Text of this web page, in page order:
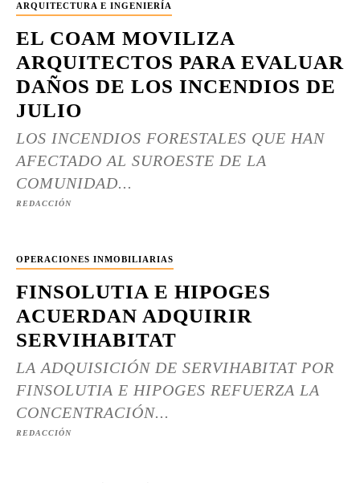
ARQUITECTURA E INGENIERÍA
EL COAM MOVILIZA
ARQUITECTOS PARA EVALUAR
DAÑOS DE LOS INCENDIOS DE
JULIO
LOS INCENDIOS FORESTALES QUE HAN
AFECTADO AL SUROESTE DE LA
COMUNIDAD...
REDACCIÓN
OPERACIONES INMOBILIARIAS
FINSOLUTIA E HIPOGES
ACUERDAN ADQUIRIR
SERVIHABITAT
LA ADQUISICIÓN DE SERVIHABITAT POR
FINSOLUTIA E HIPOGES REFUERZA LA
CONCENTRACIÓN...
REDACCIÓN